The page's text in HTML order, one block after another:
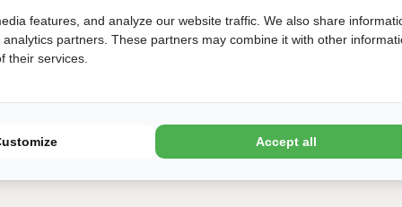
Équipe d'animation les jours fériés et les
vacances scolaires
features, and analyze our website traffic. We also share
partners. These partners may combine it with other
their services.
Accept all